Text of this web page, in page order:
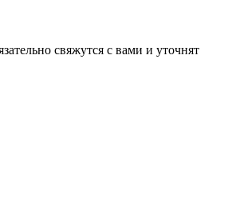
свяжутся с вами и уточнят